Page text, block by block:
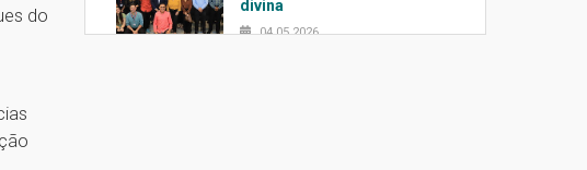
do
divina
04.05.2026